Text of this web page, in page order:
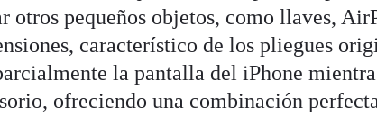
otros pequeños objetos, como llaves,
característico de los pliegues
la pantalla del iPhone
ofreciendo una combinación